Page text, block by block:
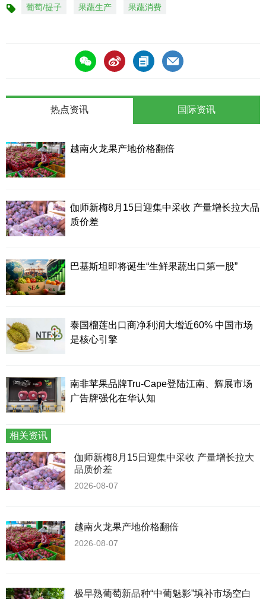
标 葡萄/提子 果蔬生产 果蔬消费
热点资讯
越南火龙果产地价格翻倍
伽师新梅8月15日迎集中采收 产量增长拉大品
质价差
巴基斯坦即将诞生“生鲜果蔬出口第一股”
泰国榴莲出口商净利润大增近60% 中国市场
是核心引擎
南非苹果品牌Tru-Cape登陆江南、辉展市场
广告牌强化在华认知
国际资讯
相关资讯
伽师新梅8月15日迎集中采收 产量增长拉大
品质价差
2026-08-07
越南火龙果产地价格翻倍
2026-08-07
极早熟葡萄新品种“中葡魅影”填补市场空白